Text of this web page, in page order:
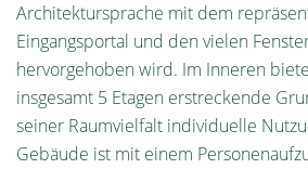
Architektursprache mit dem
Eingangsportal und den vielen
hervorgehoben wird. Im Inneren
insgesamt 5 Etagen erstreckende
seiner Raumvielfalt individuelle
Gebäude ist mit einem